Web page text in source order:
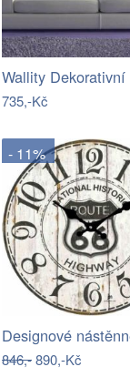
735,-Kč
- 11%
846,-890,-Kč